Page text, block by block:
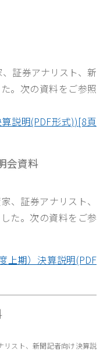
証券アナリスト、新
。次の資料をご参照
説明(PDF形式))[8頁
会資料
、証券アナリスト、
た。次の資料をご参
上期）決算説明(PDF
リスト、新聞記者向け決算説